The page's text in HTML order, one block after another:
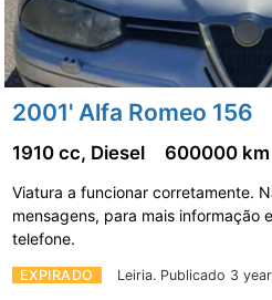
2001' Alfa Romeo 156
EXPIRADO Leiria. Publicado 3
1910 cc, Diesel 600000 km
Viatura a funcionar corretamente.
mensagens, para mais informação
telefone.